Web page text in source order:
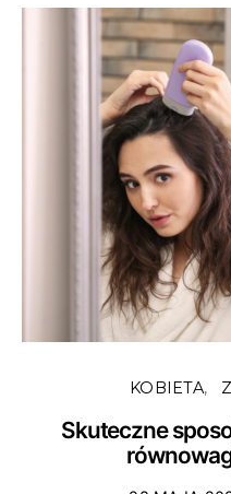
KOBIETA
Skuteczne